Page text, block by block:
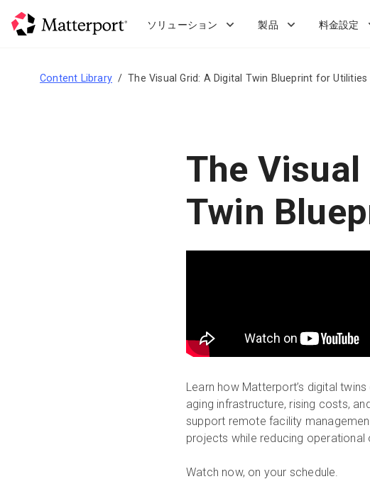
ソリューション 製品 料金設定
Content Library The Visual Grid: A Digital Twin Blueprint for Utilities
The
Twin
Learn how Matterport’s digital
aging infrastructure, rising costs,
support remote facility
projects while reducing operational
Watch now, on your schedule.